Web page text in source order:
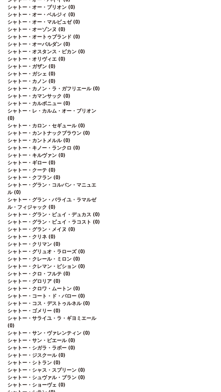
シャトー・オー・ブリオン (0)
シャトー・オー・ベルジィ (0)
シャトー・オー・マルビュゼ (0)
シャトー・オーゾンヌ (0)
シャトー・オートゥブランド (0)
シャトー・オーバルダン (0)
シャトー・オスタンス・ピカン (0)
シャトー・オリヴィエ (0)
シャトー・ガザン (0)
シャトー・ガシェ (0)
シャトー・カノン (0)
シャトー・カノン・ラ・ガフリエール (0)
シャトー・カマンサック (0)
シャトー・カルボニュー (0)
シャトー・レ・カルム・オー・ブリオン
(0)
シャトー・カロン・セギュール (0)
シャトー・カントナックブラウン (0)
シャトー・カントメルル (0)
シャトー・キノー・ランクロ (0)
シャトー・キルヴァン (0)
シャトー・ギロー (0)
シャトー・クーテ (0)
シャトー・クフラン (0)
シャトー・グラン・コルバン・マニュエ
ル (0)
シャトー・グラン・バライユ・ラマルゼ
ル・フィジャック (0)
シャトー・グラン・ピュイ・デュカス (0)
シャトー・グラン・ピュイ・ラコスト (0)
シャトー・グラン・メイヌ (0)
シャトー・クリネ (0)
シャトー・クリマン (0)
シャトー・グリュオ・ラローズ (0)
シャトー・クレール・ミロン (0)
シャトー・クレマン・ピション (0)
シャトー・クロ・フルテ (0)
シャトー・グロリア (0)
シャトー・クロワ・ムートン (0)
シャトー・コート・ド・バロー (0)
シャトー・コス・デストゥルネル (0)
シャトー・ゴメリー (0)
シャトー・サライユ・ラ・ギヨミエール
(0)
シャトー・サン・ヴァレンティン (0)
シャトー・サン・ピエール (0)
シャトー・シガラ・ラボー (0)
シャトー・ジスクール (0)
シャトー・シトラン (0)
シャトー・シャス・スプリーン (0)
シャトー・シュヴァル・ブラン (0)
シャトー・ショーヴェ (0)